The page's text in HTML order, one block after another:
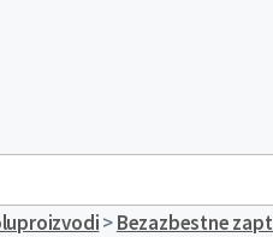
>Bezazbestne